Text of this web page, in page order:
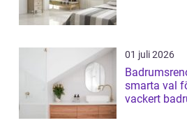
01 juli 2026
smarta val
vackert